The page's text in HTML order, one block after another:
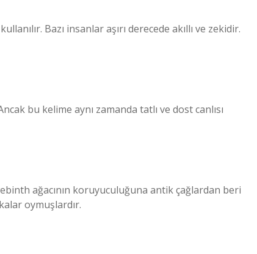
Bazı insanlar aşırı derecede akıllı ve zekidir.
bu kelime aynı zamanda tatlı ve dost canlısı
ağacının koruyuculuğuna antik çağlardan beri
oymuşlardır.